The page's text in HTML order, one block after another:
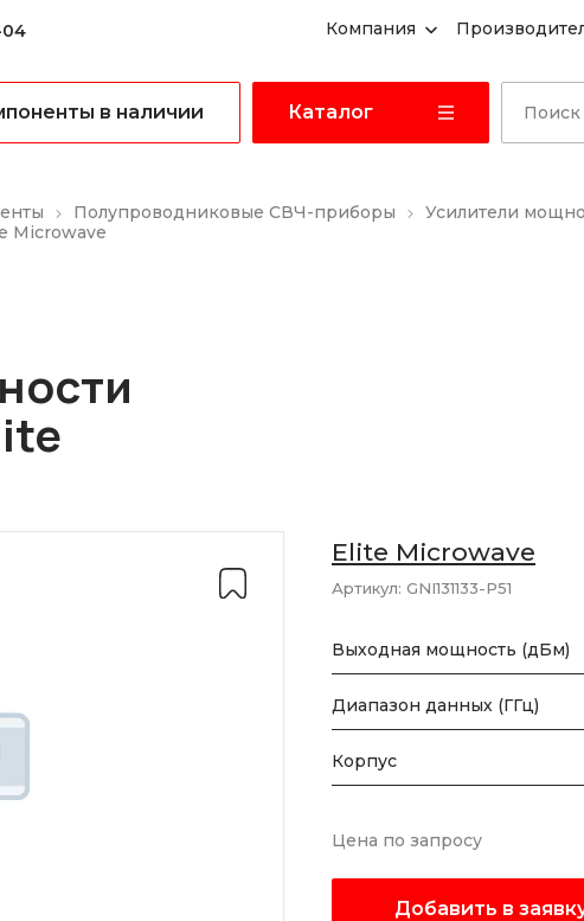
04 Компания
в наличии Каталог
Полупроводниковые СВЧ-приборы
Усилители
Microwave
Elite Microwave
Артикул: GNI131133-P51
Выходная мощность (дБм)
Диапазон данных (ГГц)
Корпус
Цена по запросу
Добавить в